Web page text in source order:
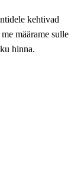
kehtivad
määrame sulle
hinna.